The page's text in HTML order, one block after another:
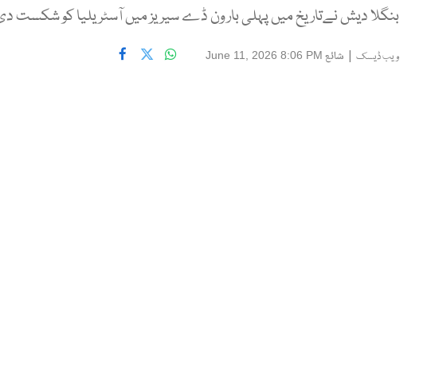
بنگلا دیش نےتاریخ میں پہلی بار ون ڈے سیریز میں آسٹریلیا کو شکست
ویب ڈیسک | شائع June 11, 2026 8:06 PM